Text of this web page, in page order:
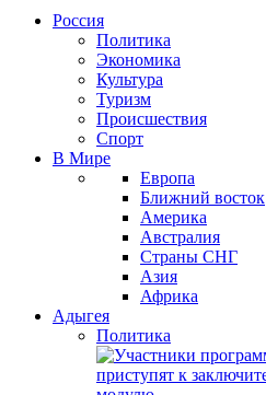
Россия
Политика
Экономика
Культура
Туризм
Происшествия
Спорт
В Мире
Европа
Ближний восток
Америка
Австралия
Страны СНГ
Азия
Африка
Адыгея
Политика